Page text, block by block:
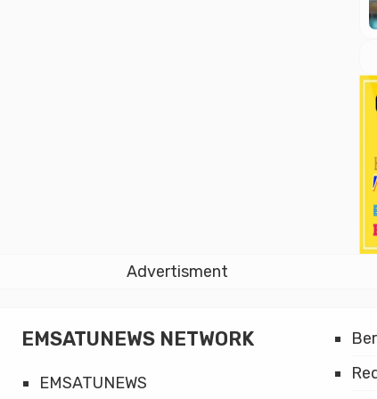
Advertisment
EMSATUNEWS NETWORK
EMSATUNEWS